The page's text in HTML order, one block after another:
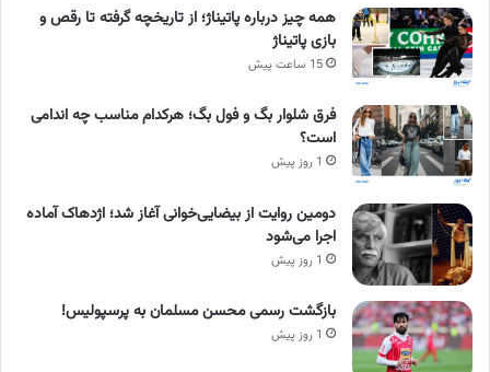
همه چیز درباره پاتیناژ؛ از تاریخچه گرفته تا رقص و
بازی پاتیناژ
15 ساعت پیش
فرق شلوار بگ و فول بگ؛ هرکدام مناسب چه اندامی
است؟
1 روز پیش
دومین روایت از بیضایی‌خوانی آغاز شد؛ اژدهاک آماده
اجرا می‌شود
1 روز پیش
بازگشت رسمی محسن مسلمان به پرسپولیس!
1 روز پیش